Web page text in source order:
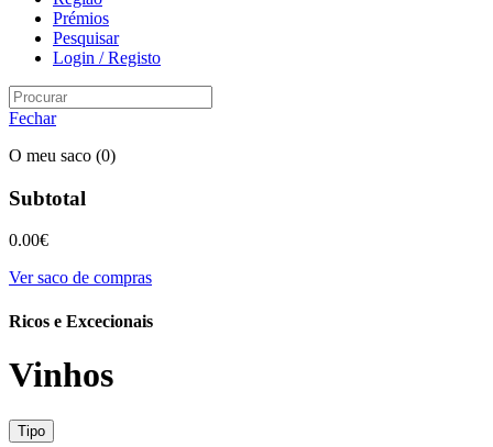
Prémios
Pesquisar
Login / Registo
Fechar
O meu saco (0)
Subtotal
0.00€
Ver saco de compras
Ricos e Excecionais
Vinhos
Tipo